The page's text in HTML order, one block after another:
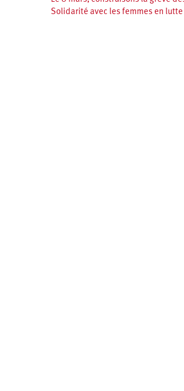
Solidarité avec les femmes en